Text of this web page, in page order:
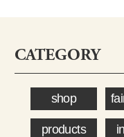
CATEGORY
shop
products